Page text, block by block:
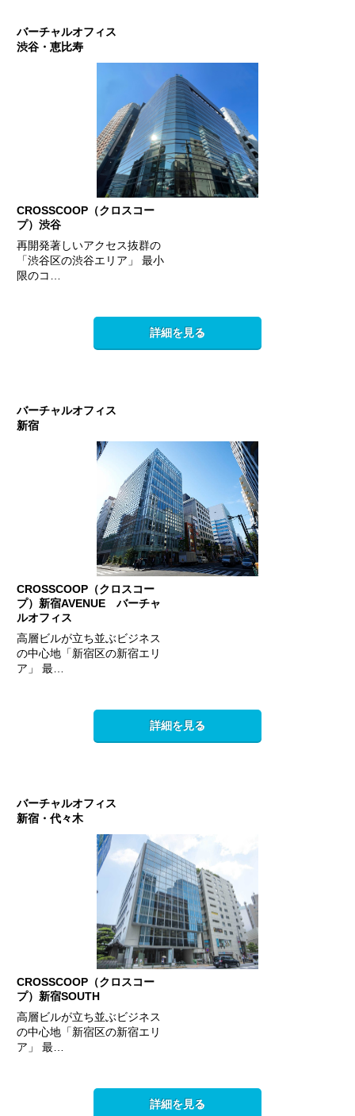
バーチャルオフィス
渋谷・恵比寿
CROSSCOOP（クロスコー
プ）渋谷
再開発著しいアクセス抜群の
「渋谷区の渋谷エリア」 最小
限のコ…
詳細を見る
バーチャルオフィス
新宿
CROSSCOOP（クロスコー
プ）新宿AVENUE バーチャ
ルオフィス
高層ビルが立ち並ぶビジネス
の中心地「新宿区の新宿エリ
ア」 最…
詳細を見る
バーチャルオフィス
新宿・代々木
CROSSCOOP（クロスコー
プ）新宿SOUTH
高層ビルが立ち並ぶビジネス
の中心地「新宿区の新宿エリ
ア」 最…
詳細を見る